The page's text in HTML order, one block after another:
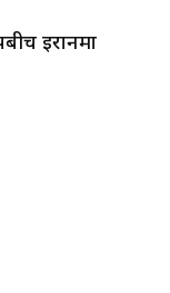
इरानमा